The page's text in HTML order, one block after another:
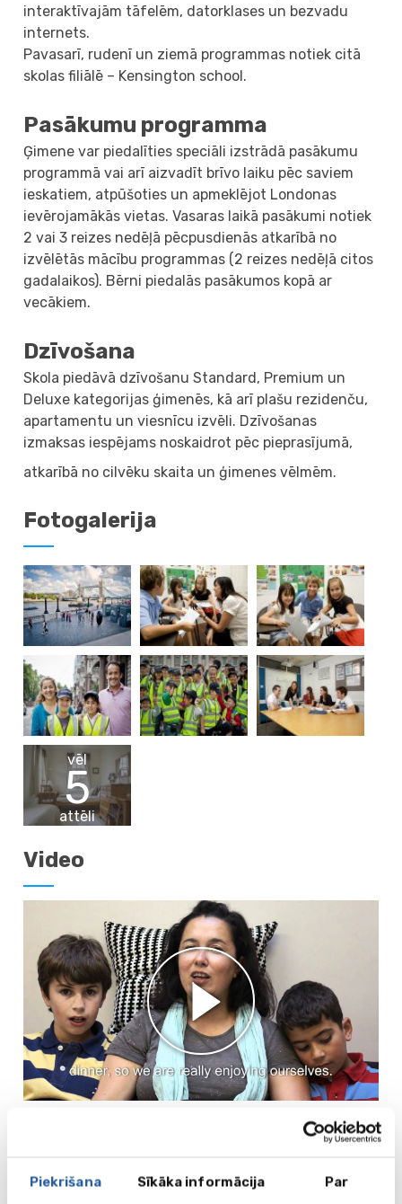
Piekrišana Sīkāka informācija Par
interaktīvajām tāfelēm, datorklases un bezvadu
internets.
Pavasarī, rudenī un ziemā programmas notiek citā
skolas filiālē – Kensington school.
Pasākumu programma
Ģimene var piedalīties speciāli izstrādā pasākumu
programmā vai arī aizvadīt brīvo laiku pēc saviem
ieskatiem, atpūšoties un apmeklējot Londonas
ievērojamākās vietas. Vasaras laikā pasākumi notiek
2 vai 3 reizes nedēļā pēcpusdienās atkarībā no
izvēlētās mācību programmas (2 reizes nedēļā citos
gadalaikos). Bērni piedalās pasākumos kopā ar
vecākiem.
Dzīvošana
Skola piedāvā dzīvošanu Standard, Premium un
Deluxe kategorijas ģimenēs, kā arī plašu rezidenču,
apartamentu un viesnīcu izvēli. Dzīvošanas
izmaksas iespējams noskaidrot pēc pieprasījumā,
atkarībā no cilvēku skaita un ģimenes vēlmēm.
Fotogalerija
vēl
5
attēli
Video
Mācību programmas 6-16 gadus
Mācību procesā sevišķi akcentēta tiek komunikatīvo